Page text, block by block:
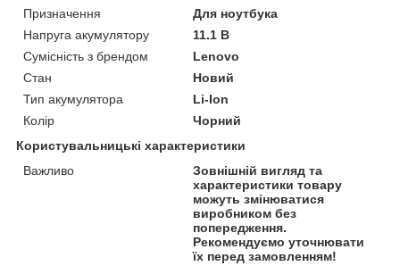
Призначення
Для ноутбука
Напруга акумулятору
11.1 В
Сумісність з брендом
Lenovo
Стан
Новий
Тип акумулятора
Li-Ion
Колір
Чорний
Користувальницькі характеристики
Важливо
Зовнішній вигляд та
характеристики товару
можуть змінюватися
виробником без
попередження.
Рекомендуємо уточнювати
їх перед замовленням!